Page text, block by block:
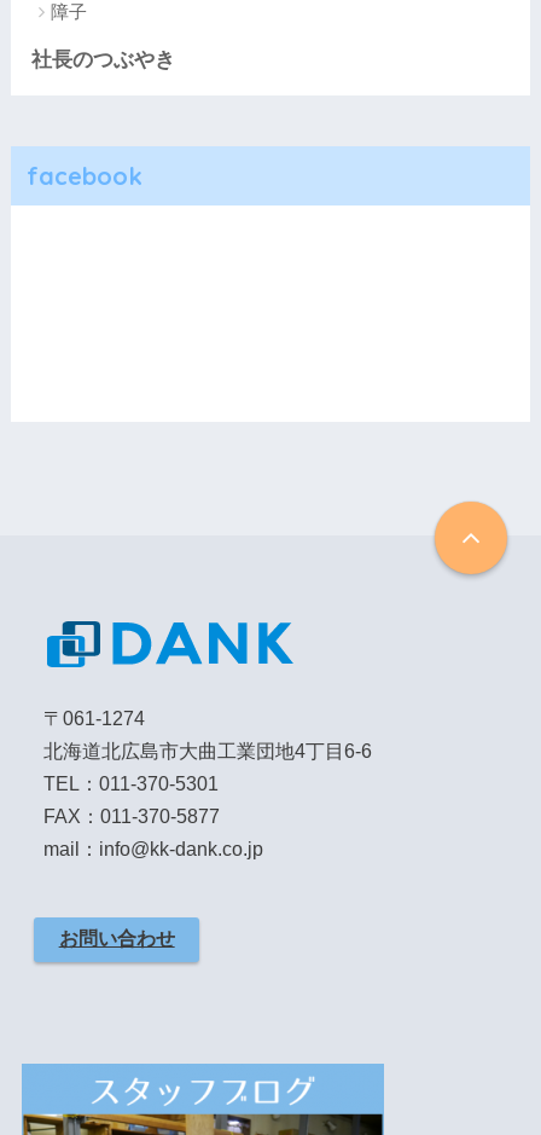
障子
社長のつぶやき
facebook
〒061-1274
北海道北広島市大曲工業団地4丁目6-6
TEL：011-370-5301
FAX：011-370-5877
mail：info@kk-dank.co.jp
お問い合わせ